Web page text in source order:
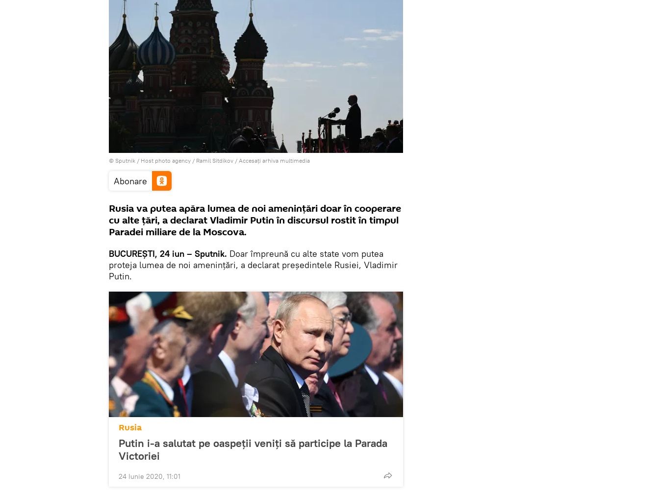
© Sputnik / Host photo agency / Ramil Sitdikov / Accesați arhiva multimedia
Abonare
Rusia va putea apăra lumea de noi amenințări doar în cooperare
cu alte țări, a declarat Vladimir Putin în discursul rostit în timpul
Paradei miliare de la Moscova.
BUCUREȘTI, 24 iun – Sputnik. Doar împreună cu alte state vom putea
proteja lumea de noi amenințări, a declarat președintele Rusiei, Vladimir
Putin.
Rusia
Putin i-a salutat pe oaspeții veniți să participe la Parada
Victoriei
24 Iunie 2020, 11:01